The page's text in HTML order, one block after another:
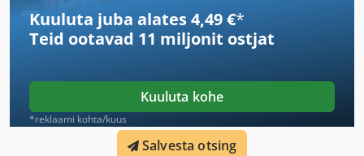
Kuuluta juba alates 4,49 €*
Teid ootavad 11 miljonit ostjat
Kuuluta kohe
*reklaami kohta/kuus
Salvesta otsing